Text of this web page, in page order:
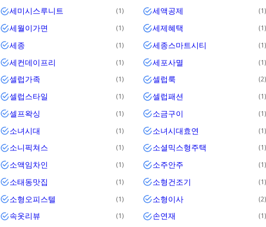
세미시스루니트 1 세액공제 1
세월이가면 1 세제혜택 1
세종 1 세종스마트시티 1
세컨데이프리 1 세포사멸 1
셀럽가족 1 셀럽룩 2
셀럽스타일 1 셀럽패션 1
셀프왁싱 1 소금구이 1
소녀시대 1 소녀시대효연 1
소니픽쳐스 1 소셜믹스형주택 1
소액임차인 1 소주안주 1
소태동맛집 1 소형건조기 1
소형오피스텔 1 소형이사 2
속옷리뷰 1 손연재 1